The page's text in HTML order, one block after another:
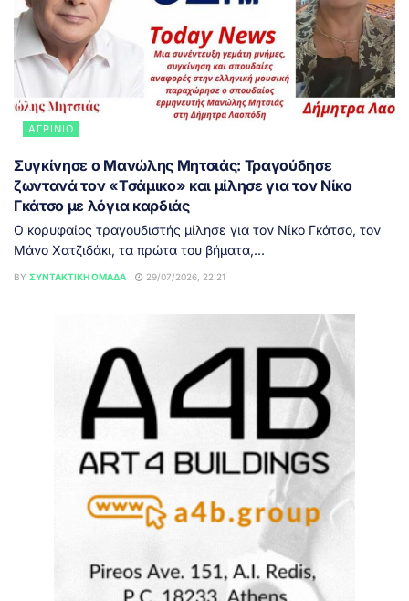
ΑΓΡΊΝΙΟ
Συγκίνησε ο Μανώλης Μητσιάς: Τραγούδησε
ζωντανά τον «Τσάμικο» και μίλησε για τον Νίκο
Γκάτσο με λόγια καρδιάς
Ο κορυφαίος τραγουδιστής μίλησε για τον Νίκο Γκάτσο, τον
Μάνο Χατζιδάκι, τα πρώτα του βήματα,...
BY ΣΥΝΤΑΚΤΙΚΉ ΟΜΆΔΑ 29/07/2026, 22:21